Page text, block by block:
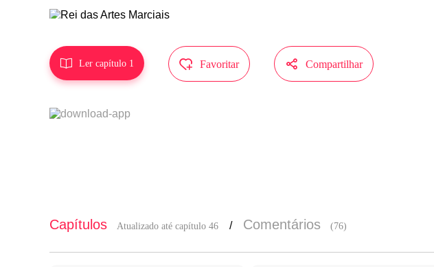
 Ler capítulo 1  Favoritar  Compartilhar
Capítulos Atualizado até capítulo 46 / Comentários (76)